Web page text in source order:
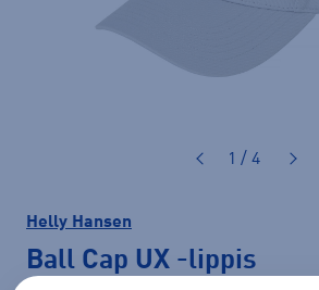
1 / 4
Helly Hansen
Ball Cap UX -lippis